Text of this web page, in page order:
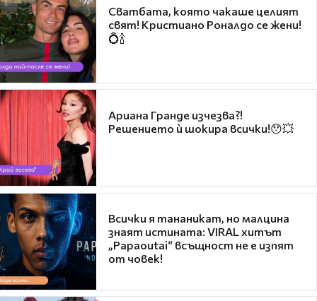
Сватбата, която чакаше целият
свят! Кристиано Роналдо се жени!
💍🍾
Ариана Гранде изчезва?!
Решението ѝ шокира всички!😯💥
Всички я тананикат, но малцина
знаят истината: VIRAL хитът
„Papaoutai“ всъщност не е изпят
от човек!